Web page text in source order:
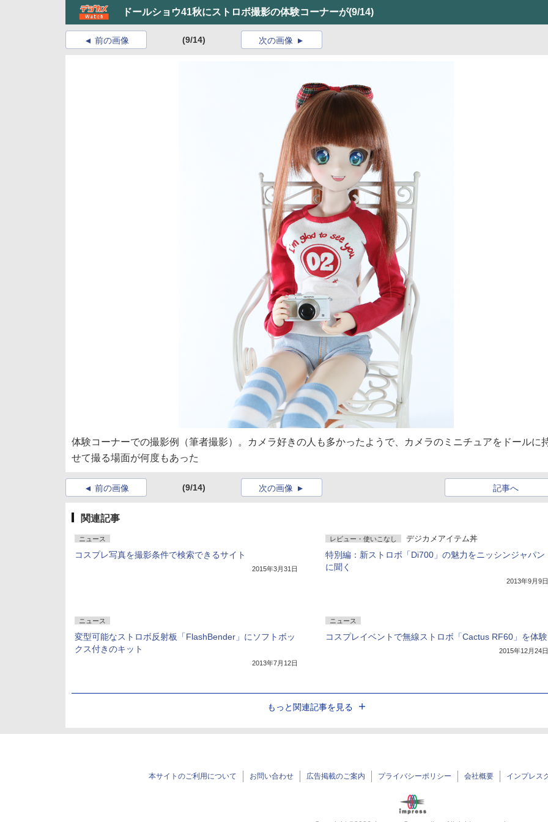
ドールショウ41秋にストロボ撮影の体験コーナーが(9/14)
前の画像 (9/14) 次の画像
体験コーナーでの撮影例（筆者撮影）。カメラ好きの人も多かったようで、カメラのミニチュアをドールに
せて撮る場面が何度もあった
前の画像 (9/14) 記事へ
次の画像
関連記事
ニュース
コスプレ写真を撮影条件で検索できるサイト
2015年3月31日
レビュー・使いこなし デジカメアイテム丼
特別編：新ストロボ「Di700」の魅力をニッシンジャパン
に聞く
2013年9月9日
ニュース
変型可能なストロボ反射板「FlashBender」にソフトボッ
クス付きのキット
2013年7月12日
ニュース
コスプレイベントで無線ストロボ「Cactus RF60」を体験
2015年12月24日
もっと関連記事を見る
本サイトのご利用について お問い合わせ 広告掲載のご案内 プライバシーポリシー 会社概要 インプレス